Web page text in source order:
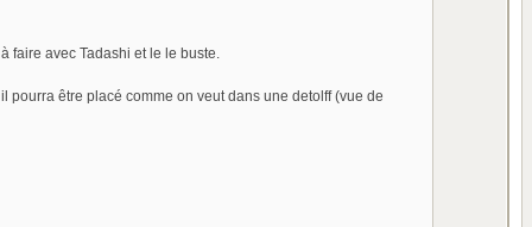
faire avec Tadashi et le le buste.
être placé comme on veut dans une detolff (vue de